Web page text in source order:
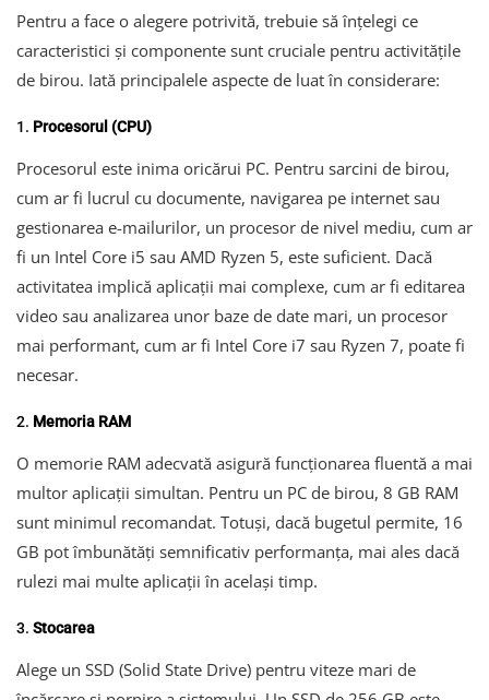
Pentru a face o alegere potrivită, trebuie să înțelegi ce
caracteristici și componente sunt cruciale pentru activitățile
de birou. Iată principalele aspecte de luat în considerare:
1. Procesorul (CPU)
Procesorul este inima oricărui PC. Pentru sarcini de birou,
cum ar fi lucrul cu documente, navigarea pe internet sau
gestionarea e-mailurilor, un procesor de nivel mediu, cum ar
fi un Intel Core i5 sau AMD Ryzen 5, este suficient. Dacă
activitatea implică aplicații mai complexe, cum ar fi editarea
video sau analizarea unor baze de date mari, un procesor
mai performant, cum ar fi Intel Core i7 sau Ryzen 7, poate fi
necesar.
2. Memoria RAM
O memorie RAM adecvată asigură funcționarea fluentă a mai
multor aplicații simultan. Pentru un PC de birou, 8 GB RAM
sunt minimul recomandat. Totuși, dacă bugetul permite, 16
GB pot îmbunătăți semnificativ performanța, mai ales dacă
rulezi mai multe aplicații în același timp.
3. Stocarea
Alege un SSD (Solid State Drive) pentru viteze mari de